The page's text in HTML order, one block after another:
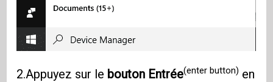
2.Appuyez sur le bouton Entrée(enter button) en